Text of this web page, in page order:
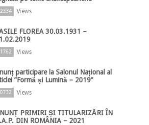
Views
FLOREA 30.03.1931 –
Views
participare la Salonul Național al
”Formă și Lumină – 2019”
Views
PRIMIRI ȘI TITULARIZĂRI ÎN
DIN ROMÂNIA – 2021